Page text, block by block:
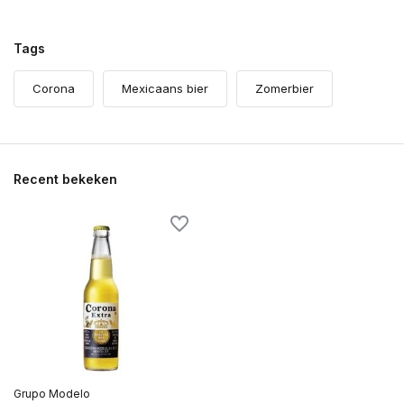
Tags
Corona Mexicaans bier Zomerbier
Recent bekeken
Grupo Modelo